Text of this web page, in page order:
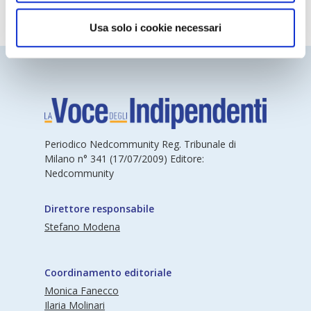
Usa solo i cookie necessari
Periodico Nedcommunity Reg. Tribunale di
Milano n° 341 (17/07/2009) Editore:
Nedcommunity
Direttore responsabile
Stefano Modena
Coordinamento editoriale
Monica Fanecco
Ilaria Molinari